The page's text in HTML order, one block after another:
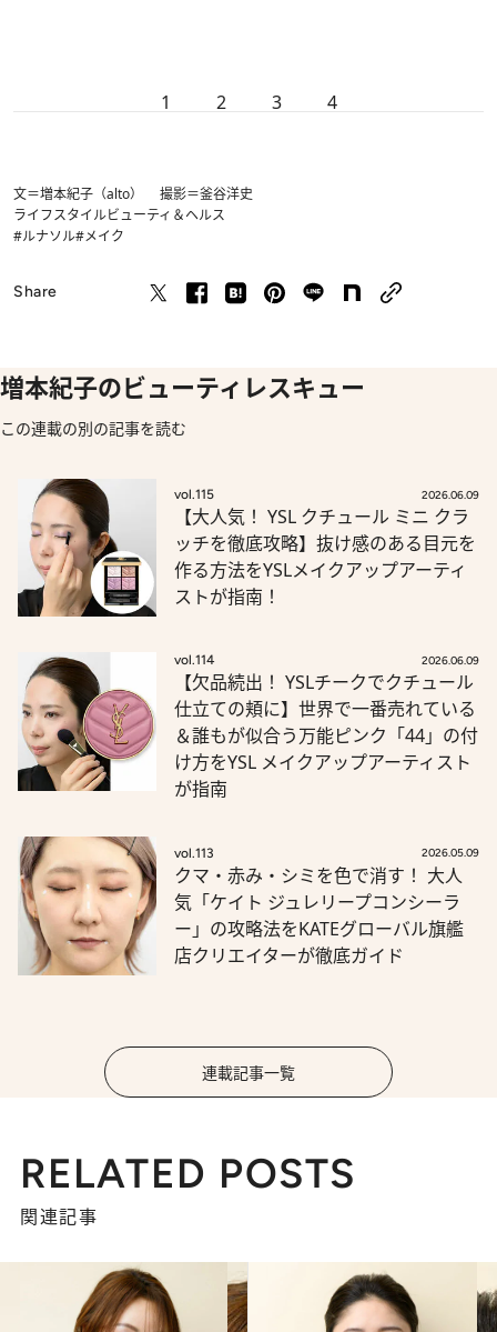
1 2 3 4
文＝増本紀子（alto） 撮影＝釜谷洋史
ライフスタイルビューティ＆ヘルス
#ルナソル#メイク
Share
増本紀子のビューティレスキュー
この連載の別の記事を読む
vol.115 2026.06.09
【大人気！ YSL クチュール ミニ クラ
ッチを徹底攻略】抜け感のある目元を
作る方法をYSLメイクアップアーティ
ストが指南！
vol.114 2026.06.09
【欠品続出！ YSLチークでクチュール
仕立ての頬に】世界で一番売れている
＆誰もが似合う万能ピンク「44」の付
け方をYSL メイクアップアーティスト
が指南
vol.113 2026.05.09
クマ・赤み・シミを色で消す！ 大人
気「ケイト ジュレリープコンシーラ
ー」の攻略法をKATEグローバル旗艦
店クリエイターが徹底ガイド
連載記事一覧
RELATED POSTS
関連記事